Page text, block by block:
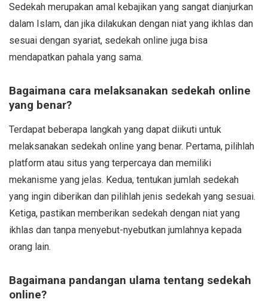
Sedekah merupakan amal kebajikan yang sangat dianjurkan
dalam Islam, dan jika dilakukan dengan niat yang ikhlas dan
sesuai dengan syariat, sedekah online juga bisa
mendapatkan pahala yang sama.
Bagaimana cara melaksanakan sedekah online
yang benar?
Terdapat beberapa langkah yang dapat diikuti untuk
melaksanakan sedekah online yang benar. Pertama, pilihlah
platform atau situs yang terpercaya dan memiliki
mekanisme yang jelas. Kedua, tentukan jumlah sedekah
yang ingin diberikan dan pilihlah jenis sedekah yang sesuai.
Ketiga, pastikan memberikan sedekah dengan niat yang
ikhlas dan tanpa menyebut-nyebutkan jumlahnya kepada
orang lain.
Bagaimana pandangan ulama tentang sedekah
online?